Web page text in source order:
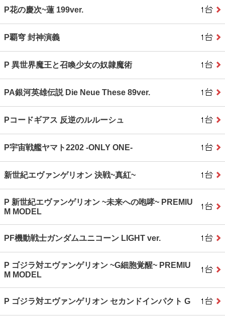
P花の慶次~蓮 199ver.
P覇穹 封神演義
P 異世界魔王と召喚少女の奴隷魔術
PA銀河英雄伝説 Die Neue These 89ver.
Pコードギアス 反逆のルルーシュ
P宇宙戦艦ヤマト2202 ‐ONLY ONE‐
新世紀エヴァンゲリオン 決戦~真紅~
P 新世紀エヴァンゲリオン ~未来への咆哮~ PREMIU
M MODEL
PF機動戦士ガンダムユニコーン LIGHT ver.
P ゴジラ対エヴァンゲリオン ~G細胞覚醒~ PREMIU
M MODEL
P ゴジラ対エヴァンゲリオン セカンドインパクト G